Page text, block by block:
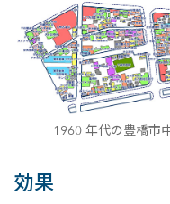
1960 年代の豊橋市
効果